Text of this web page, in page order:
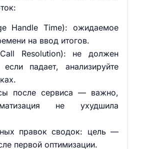
Handle Time): ожидаемое
на ввод итогов.
Resolution): не должен
падает, анализируйте
после сервиса — важно,
не ухудшила
правок сводок: цель —
первой оптимизации.